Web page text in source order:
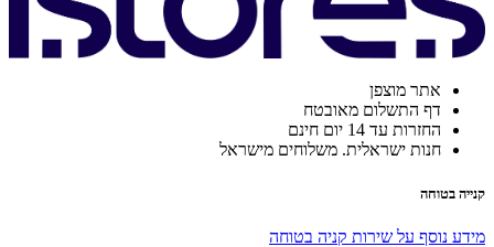
אתר מוצפן
דף התשלום מאובטח
החזרות עד 14 יום חינם
חנות ישראלית. משלוחים מישראל
קנייה בטוחה
מידע נוסף על שירות קניה בטוחה